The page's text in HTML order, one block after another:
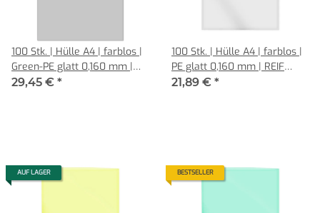
100 Stk. | Hülle A4 | farblos |
Green-PE glatt 0,160 mm |
REIF Hamburg
29,45 € *
100 Stk. | Hülle A4 | farblos |
PE glatt 0,160 mm | REIF
Hamburg
21,89 € *
AUF LAGER BESTSELLER